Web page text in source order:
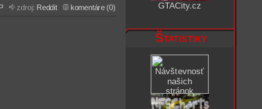
GTACity.cz
Štatistiky
zdroj: Reddit komentáre (0)